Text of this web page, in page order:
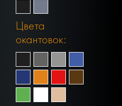
Цвета
окантовок: